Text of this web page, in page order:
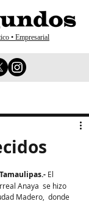
• Empresarial
El
Anaya  se hizo
Madero,  donde